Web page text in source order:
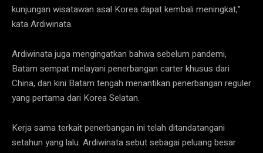
kunjungan wisatawan asal Korea dapat kembali meningkat,”
kata Ardiwinata.
Ardiwinata juga mengingatkan bahwa sebelum pandemi,
Batam sempat melayani penerbangan carter khusus dari
China, dan kini Batam tengah menantikan penerbangan reguler
yang pertama dari Korea Selatan.
Kerja sama terkait penerbangan ini telah ditandatangani
setahun yang lalu. Ardiwinata sebut sebagai peluang besar